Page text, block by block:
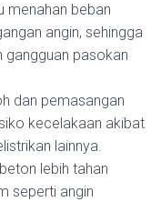
menahan beban
angin, sehingga
gangguan pasokan
dan pemasangan
kecelakaan akibat
lainnya.
lebih tahan
seperti angin